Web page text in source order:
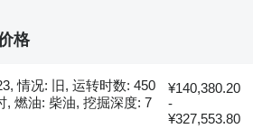
格
情况: 旧, 运转时数: 450
, 燃油: 柴油, 挖掘深度: 7
¥140,380.20
-
¥327,553.80